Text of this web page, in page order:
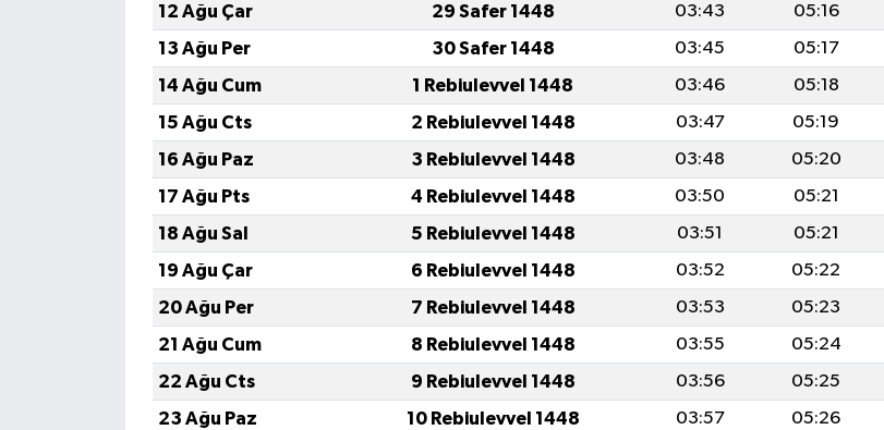
12 Ağu Çar
29 Safer 1448 03:43 05:16
13 Ağu Per
30 Safer 1448 03:45 05:17
14 Ağu Cum
1 Rebiulevvel 1448 03:46 05:18
15 Ağu Cts
2 Rebiulevvel 1448 03:47 05:19
16 Ağu Paz
3 Rebiulevvel 1448 03:48 05:20
17 Ağu Pts
4 Rebiulevvel 1448 03:50 05:21
18 Ağu Sal
5 Rebiulevvel 1448 03:51 05:21
19 Ağu Çar
6 Rebiulevvel 1448 03:52 05:22
20 Ağu Per
7 Rebiulevvel 1448 03:53 05:23
21 Ağu Cum
8 Rebiulevvel 1448 03:55 05:24
22 Ağu Cts
9 Rebiulevvel 1448 03:56 05:25
23 Ağu Paz
10 Rebiulevvel 1448 03:57 05:26